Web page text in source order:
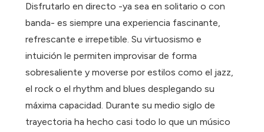
Disfrutarlo en directo -ya sea en solitario o con
banda- es siempre una experiencia fascinante,
refrescante e irrepetible. Su virtuosismo e
intuición le permiten improvisar de forma
sobresaliente y moverse por estilos como el jazz,
el rock o el rhythm and blues desplegando su
máxima capacidad. Durante su medio siglo de
trayectoria ha hecho casi todo lo que un músico